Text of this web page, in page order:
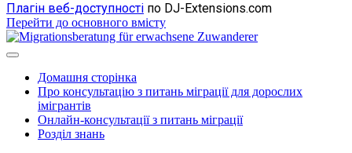
Плагін веб-доступності по DJ-Extensions.com
Перейти до основного вмісту
Домашня сторінка
Про консультацію з питань міграції для дорослих
імігрантів
Онлайн-консультації з питань міграції
Розділ знань